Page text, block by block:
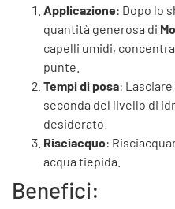
Applicazione: Dopo lo
quantità generosa di
capelli umidi,
punte.
Tempi di posa:
seconda del livello di
desiderato.
Risciacquo:
acqua tiepida.
Benefici: